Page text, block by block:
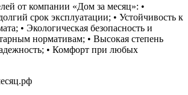
от компании «Дом за месяц»: •
срок эксплуатации; • Устойчивость к
• Экологическая безопасность и
нормативам; • Высокая степень
• Комфорт при любых